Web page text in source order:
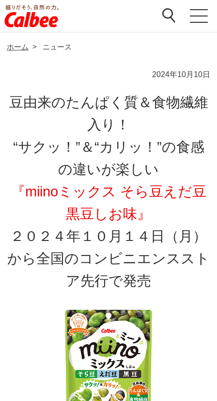
ホーム > ニュース
2024年10月10日
豆由来のたんぱく質＆食物繊維
入り！
“サクッ！”＆“カリッ！”の食感
の違いが楽しい
『miinoミックス そら豆えだ豆
黒豆しお味』
２０２４年１０月１４日（月）
から全国のコンビニエンススト
ア先行で発売